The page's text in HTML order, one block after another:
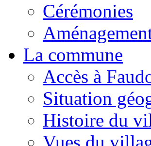
Cérémonies
La commune
Accès à
Situation
Histoire du